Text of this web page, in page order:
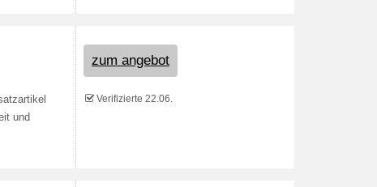
und
zum angebot
Verifizierte 22.06.